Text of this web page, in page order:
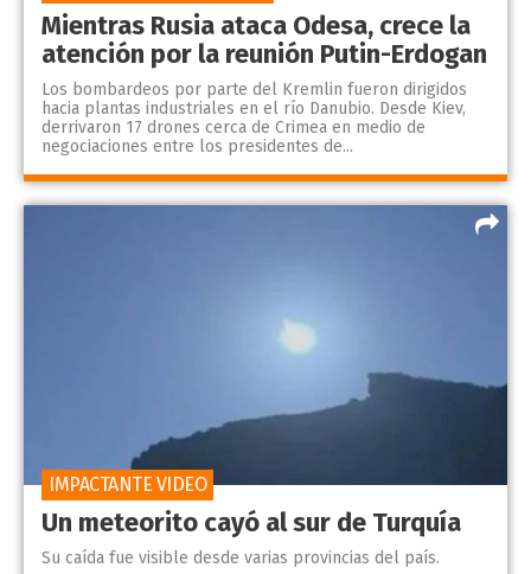
Mientras Rusia ataca Odesa, crece la
atención por la reunión Putin-Erdogan
Los bombardeos por parte del Kremlin fueron dirigidos
hacia plantas industriales en el río Danubio. Desde Kiev,
derrivaron 17 drones cerca de Crimea en medio de
negociaciones entre los presidentes de...
Un meteorito cayó al sur de Turquía
Su caída fue visible desde varias provincias del país.
IMPACTANTE VIDEO